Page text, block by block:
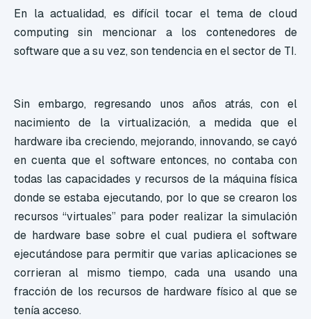
En la actualidad, es difícil tocar el tema de cloud
computing sin mencionar a los contenedores de
software que a su vez, son tendencia en el sector de TI.
Sin embargo, regresando unos años atrás, con el
nacimiento de la virtualización, a medida que el
hardware iba creciendo, mejorando, innovando, se cayó
en cuenta que el software entonces, no contaba con
todas las capacidades y recursos de la máquina física
donde se estaba ejecutando, por lo que se crearon los
recursos “virtuales” para poder realizar la simulación
de hardware base sobre el cual pudiera el software
ejecutándose para permitir que varias aplicaciones se
corrieran al mismo tiempo, cada una usando una
fracción de los recursos de hardware físico al que se
tenía acceso.